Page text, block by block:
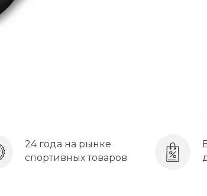
24 года на рынке
спортивных товаров